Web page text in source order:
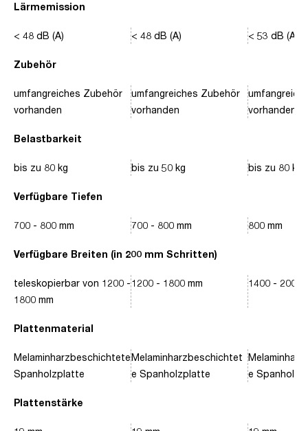
Lärmemission
Zubehör
Belastbarkeit
Verfügbare Tiefen
Verfügbare Breiten (in 200 mm Schritten)
Plattenmaterial
Plattenstärke
< 48 dB (A)
umfangreiches Zubehör
vorhanden
bis zu 80 kg
700 - 800 mm
teleskopierbar von 1200 -
1800 mm
Melaminharzbeschichtete
Spanholzplatte
< 48 dB (A)
umfangreiches Zubehör
vorhanden
bis zu 50 kg
700 - 800 mm
1200 - 1800 mm
Melaminharzbeschichtet
e Spanholzplatte
< 53 dB (A)
vorhanden
bis zu 80 kg
800 mm
1400 - 2000
e